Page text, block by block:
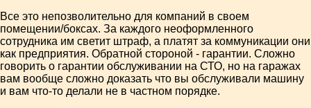
Все это непозволительно для компаний в своем
помещении/боксах. За каждого неоформленного
сотрудника им светит штраф, а платят за коммуникации они
как предприятия. Обратной стороной - гарантии. Сложно
говорить о гарантии обслуживании на СТО, но на гаражах
вам вообще сложно доказать что вы обслуживали машину
и вам что-то делали не в частном порядке.